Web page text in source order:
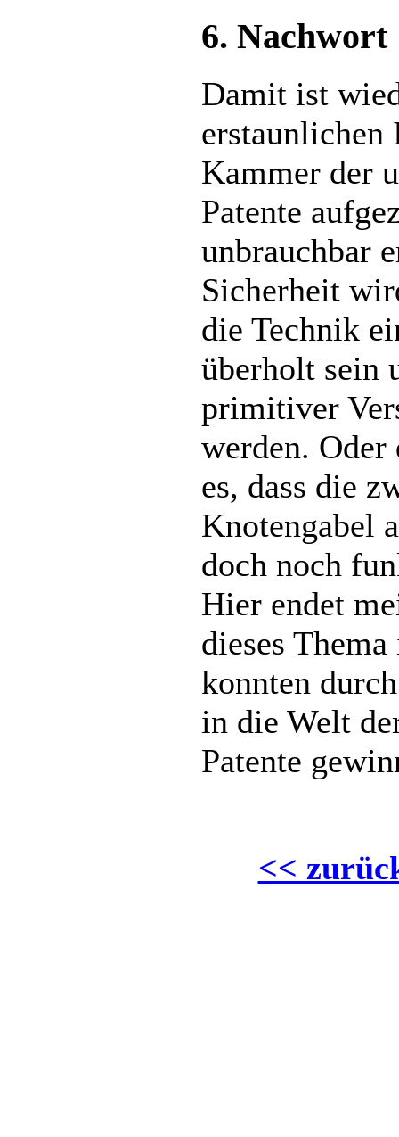
6. Nachwort
Damit ist
erstaunlichen
Kammer der
Patente
unbrauchbar
Sicherheit
die Technik
überholt sein
primitiver
werden.
es, dass die
Knotengabel
doch noch
Hier endet
dieses
konnten
in die Welt
Patente
<<